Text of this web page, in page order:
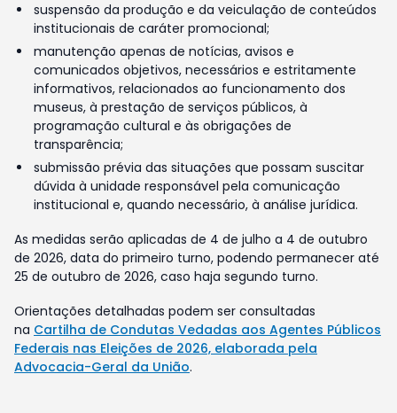
suspensão da produção e da veiculação de conteúdos
institucionais de caráter promocional;
manutenção apenas de notícias, avisos e
comunicados objetivos, necessários e estritamente
informativos, relacionados ao funcionamento dos
museus, à prestação de serviços públicos, à
programação cultural e às obrigações de
transparência;
submissão prévia das situações que possam suscitar
dúvida à unidade responsável pela comunicação
institucional e, quando necessário, à análise jurídica.
As medidas serão aplicadas de 4 de julho a 4 de outubro
de 2026, data do primeiro turno, podendo permanecer até
25 de outubro de 2026, caso haja segundo turno.
Orientações detalhadas podem ser consultadas
na Cartilha de Condutas Vedadas aos Agentes Públicos
Federais nas Eleições de 2026, elaborada pela
Advocacia-Geral da União.